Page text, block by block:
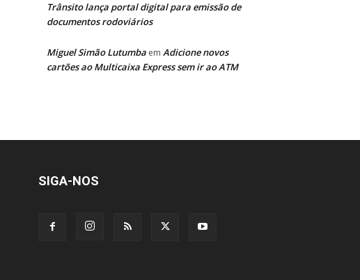
Trânsito lança portal digital para emissão de
documentos rodoviários
Miguel Simão Lutumba em Adicione novos
cartões ao Multicaixa Express sem ir ao ATM
SIGA-NOS